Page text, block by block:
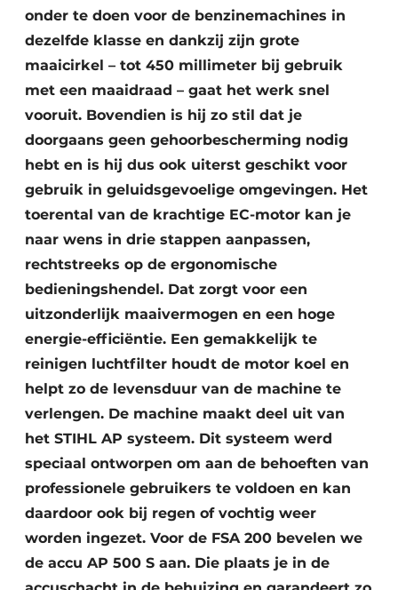
onder te doen voor de benzinemachines in
dezelfde klasse en dankzij zijn grote
maaicirkel – tot 450 millimeter bij gebruik
met een maaidraad – gaat het werk snel
vooruit. Bovendien is hij zo stil dat je
doorgaans geen gehoorbescherming nodig
hebt en is hij dus ook uiterst geschikt voor
gebruik in geluidsgevoelige omgevingen. Het
toerental van de krachtige EC-motor kan je
naar wens in drie stappen aanpassen,
rechtstreeks op de ergonomische
bedieningshendel. Dat zorgt voor een
uitzonderlijk maaivermogen en een hoge
energie-efficiëntie. Een gemakkelijk te
reinigen luchtfilter houdt de motor koel en
helpt zo de levensduur van de machine te
verlengen. De machine maakt deel uit van
het STIHL AP systeem. Dit systeem werd
speciaal ontworpen om aan de behoeften van
professionele gebruikers te voldoen en kan
daardoor ook bij regen of vochtig weer
worden ingezet. Voor de FSA 200 bevelen we
de accu AP 500 S aan. Die plaats je in de